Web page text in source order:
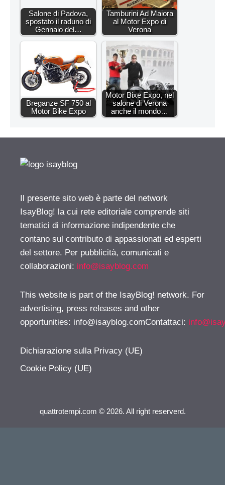
Salone di Padova,
spostato il raduno di
Gennaio del…
Tamburini Ad Maiora
al Motor Expo di
Verona
Breganze SF 750 al
Motor Bike Expo
Motor Bixe Expo, nel
salone di Verona
anche il mondo…
Il presente sito web è parte del network
IsayBlog! la cui rete editoriale comprende siti
tematici di informazione indipendente che
contano sul contributo di appassionati ed esperti
del settore. Per pubblicità, comunicati e
collaborazioni: info@isayblog.com
This website is part of the IsayBlog! network. For
advertising, press releases and other
opportunities: info@isayblog.comContattaci:
Dichiarazione sulla Privacy (UE)
Cookie Policy (UE)
quattrotempi.com © 2026. All right reserverd.